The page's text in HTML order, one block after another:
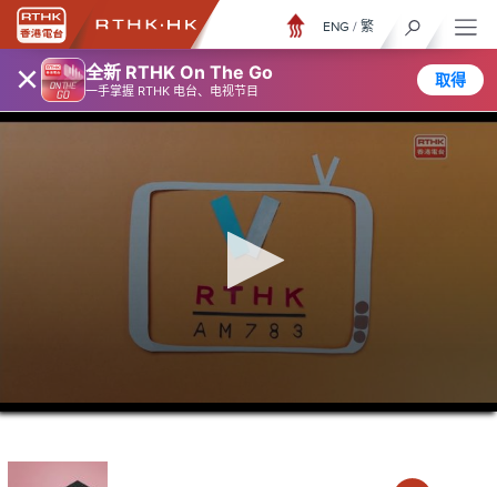
× 全新 RTHK On The Go
一手掌握 RTHK 电台、电视节目
取得
ENG / 繁
0
seconds